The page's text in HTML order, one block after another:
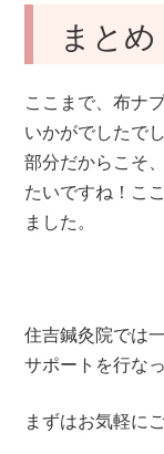
まとめ
ここまで、布ナ
いかがでしたで
部分だからこそ
たいですね！こ
ました。
住吉鍼灸院では
サポートを行な
まずはお気軽に